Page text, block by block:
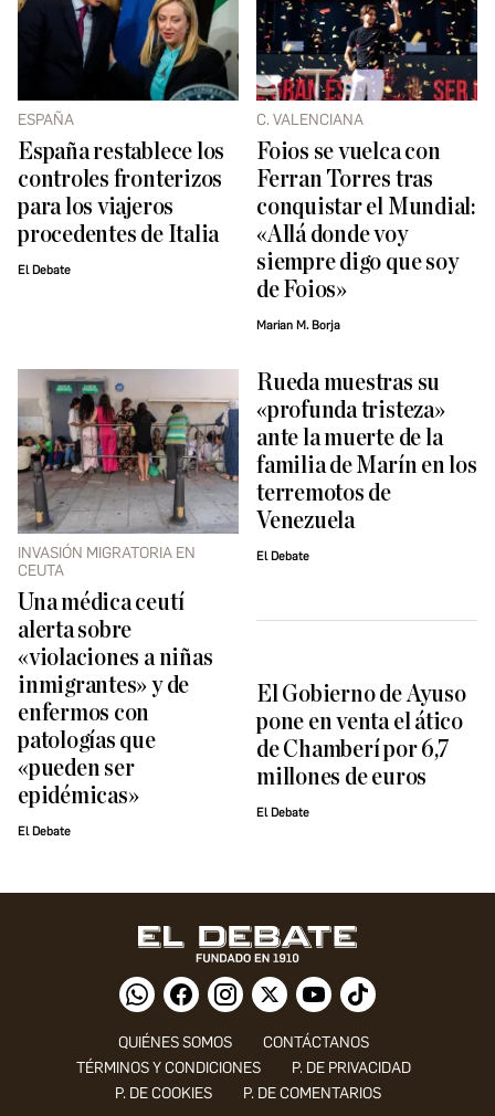
ESPAÑA
España restablece los
controles fronterizos
para los viajeros
procedentes de Italia
El Debate
C. VALENCIANA
Foios se vuelca con
Ferran Torres tras
conquistar el Mundial:
«Allá donde voy
siempre digo que soy
de Foios»
Marian M. Borja
INVASIÓN MIGRATORIA EN
CEUTA
Una médica ceutí
alerta sobre
«violaciones a niñas
inmigrantes» y de
enfermos con
patologías que
«pueden ser
epidémicas»
El Debate
Rueda muestras su
«profunda tristeza»
ante la muerte de la
familia de Marín en los
terremotos de
Venezuela
El Debate
El Gobierno de Ayuso
pone en venta el ático
de Chamberí por 6,7
millones de euros
El Debate
QUIÉNES SOMOS
CONTÁCTANOS
TÉRMINOS Y CONDICIONES
P. DE PRIVACIDAD
P. DE COOKIES
P. DE COMENTARIOS